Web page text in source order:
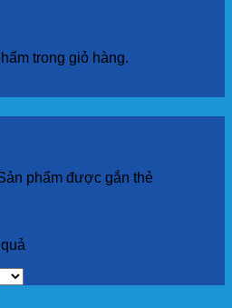
trong giỏ hàng.
phẩm được gắn thẻ